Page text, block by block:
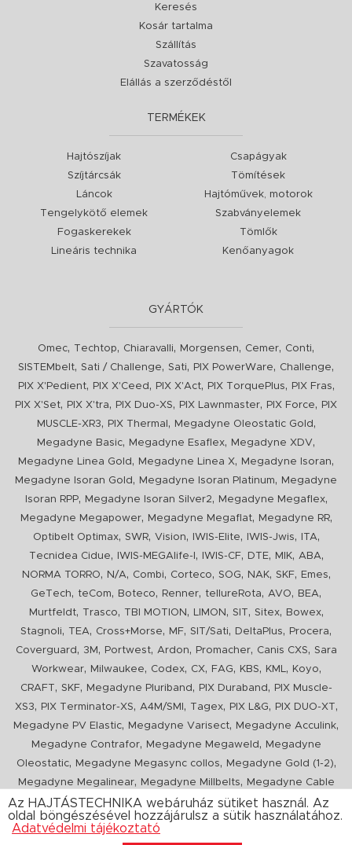
Keresés
Kosár tartalma
Szállítás
Szavatosság
Elállás a szerződéstől
TERMÉKEK
Hajtószíjak
Szíjtárcsák
Láncok
Tengelykötő elemek
Fogaskerekek
Lineáris technika
Csapágyak
Tömítések
Hajtóművek, motorok
Szabványelemek
Tömlők
Kenőanyagok
GYÁRTÓK
Omec, Techtop, Chiaravalli, Morgensen, Cemer, Conti,
SISTEMbelt, Sati / Challenge, Sati, PIX PowerWare, Challenge,
PIX X'Pedient, PIX X'Ceed , PIX X'Act, PIX TorquePlus, PIX Fras,
PIX X'Set, PIX X'tra, PIX Duo-XS, PIX Lawnmaster, PIX Force,
PIX
MUSCLE-XR3, PIX Thermal , Megadyne Oleostatic Gold ,
Megadyne Basic, Megadyne Esaflex, Megadyne XDV,
Megadyne Linea Gold , Megadyne Linea X, Megadyne Isoran,
Megadyne Isoran Gold , Megadyne Isoran Platinum,
Megadyne
Isoran RPP, Megadyne Isoran Silver2, Megadyne Megaflex,
Megadyne Megapower, Megadyne Megaflat, Megadyne RR,
Optibelt Optimax, SWR, Vision, IWIS-Elite, IWIS-Jwis, ITA,
Tecnidea Cidue, IWIS-MEGAlife-I , IWIS-CF, DTE, MIK, ABA,
NORMA TORRO, N/A, Combi, Corteco, SOG, NAK, SKF, Emes,
GeTech, teCom, Boteco, Renner, tellureRota, AVO, BEA,
Murtfeldt, Trasco, TBI MOTION , LIMON , SIT, Sitex, Bowex,
Stagnoli, TEA, Cross+Morse, MF, SIT/Sati, DeltaPlus, Procera,
Coverguard , 3M , Portwest, Ardon, Promacher, Canis CXS, Sara
Workwear, Milwaukee, Codex, CX, FAG, KBS, KML, Koyo,
CRAFT, SKF, Megadyne Pluriband , PIX Duraband ,
PIX Muscle-
XS3, PIX Terminator-XS, A4M/SMI , Tagex, PIX L&G, PIX DUO-XT,
Megadyne PV Elastic, Megadyne Varisect, Megadyne Acculink,
Megadyne Contrafor, Megadyne Megaweld ,
Megadyne
Oleostatic, Megadyne Megasync collos, Megadyne Gold (1-2),
Megadyne Megalinear, Megadyne Millbelts,
Megadyne Cable
Pull, PIX X'Ceed,Megadyne Pull Down, Optibelt VB,Mitsuboshi
ConCar,Megadyne Megarib ,PIX HARVESTER,Urgent
Az HAJTÁSTECHNIKA webáruház sütiket használ. Az
oldal böngészésével hozzájárulsz a sütik használatához.
Adatvédelmi tájékoztató